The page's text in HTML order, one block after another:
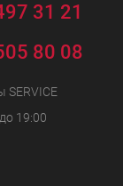
31 21
80 08
SERVICE
19:00